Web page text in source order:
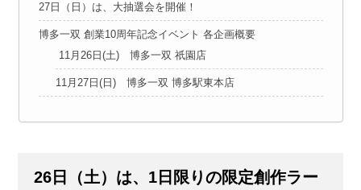
27日（日）は、大抽選会を開催！
博多一双 創業10周年記念イベント 各企画概要
11月26日(土) 博多一双 祇園店
11月27日(日) 博多一双 博多駅東本店
26日（土）は、1日限りの限定創作ラー